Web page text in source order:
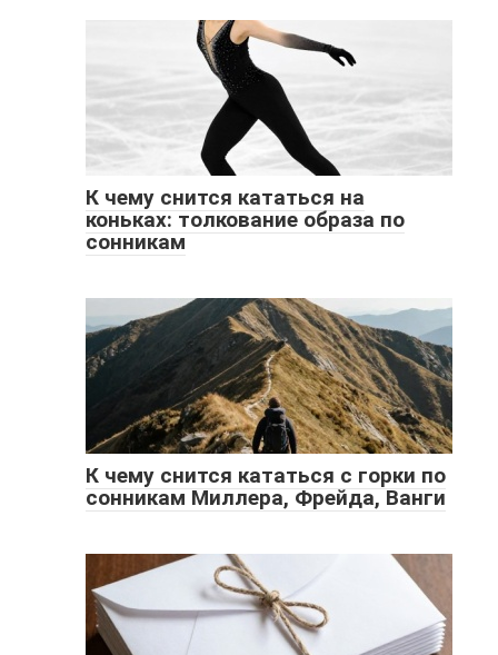
К чему снится кататься на
коньках: толкование образа по
сонникам
К чему снится кататься с горки по
сонникам Миллера, Фрейда, Ванги